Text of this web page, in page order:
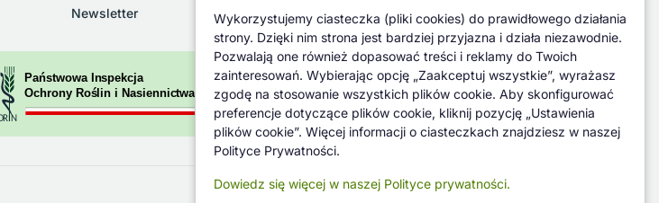
Newsletter
Wykorzystujemy ciasteczka (pliki cookies) do prawidłowego działania
strony. Dzięki nim strona jest bardziej przyjazna i działa niezawodnie.
Pozwalają one również dopasować treści i reklamy do Twoich
zainteresowań. Wybierając opcję „Zaakceptuj wszystkie”, wyrażasz
zgodę na stosowanie wszystkich plików cookie. Aby skonfigurować
preferencje dotyczące plików cookie, kliknij pozycję „Ustawienia
plików cookie”. Więcej informacji o ciasteczkach znajdziesz w naszej
Polityce Prywatności.
Dowiedz się więcej w naszej Polityce prywatności.